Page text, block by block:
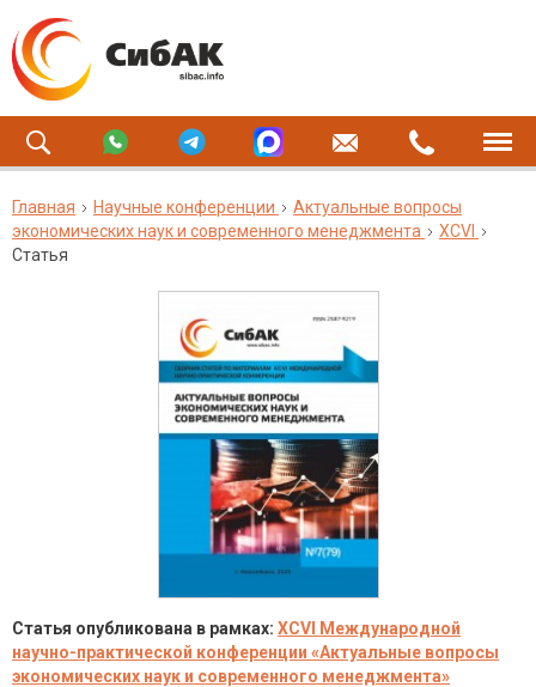
Главная Научные конференции
Актуальные вопросы
экономических наук и современного менеджмента
XCVI
Статья
Статья опубликована в рамках: XCVI Международной
научно-практической конференции «Актуальные вопросы
экономических наук и современного менеджмента»